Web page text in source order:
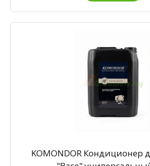
KOMONDOR Кондиционер